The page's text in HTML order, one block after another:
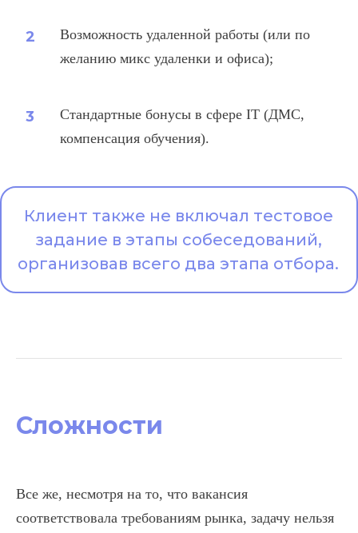
Возможность удаленной работы (или по
желанию микс удаленки и офиса);
Стандартные бонусы в сфере IT (ДМС,
компенсация обучения).
Клиент также не включал тестовое
задание в этапы собеседований,
организовав всего два этапа отбора.
Сложности
Все же, несмотря на то, что вакансия
соответствовала требованиям рынка, задачу нельзя